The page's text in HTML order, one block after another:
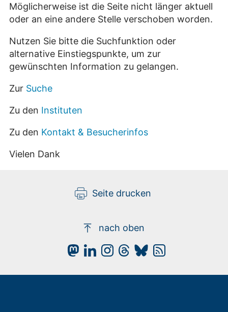
Möglicherweise ist die Seite nicht länger aktuell
oder an eine andere Stelle verschoben worden.
Nutzen Sie bitte die Suchfunktion oder
alternative Einstiegspunkte, um zur
gewünschten Information zu gelangen.
Zur Suche
Zu den Instituten
Zu den Kontakt & Besucherinfos
Vielen Dank
Seite drucken
nach oben